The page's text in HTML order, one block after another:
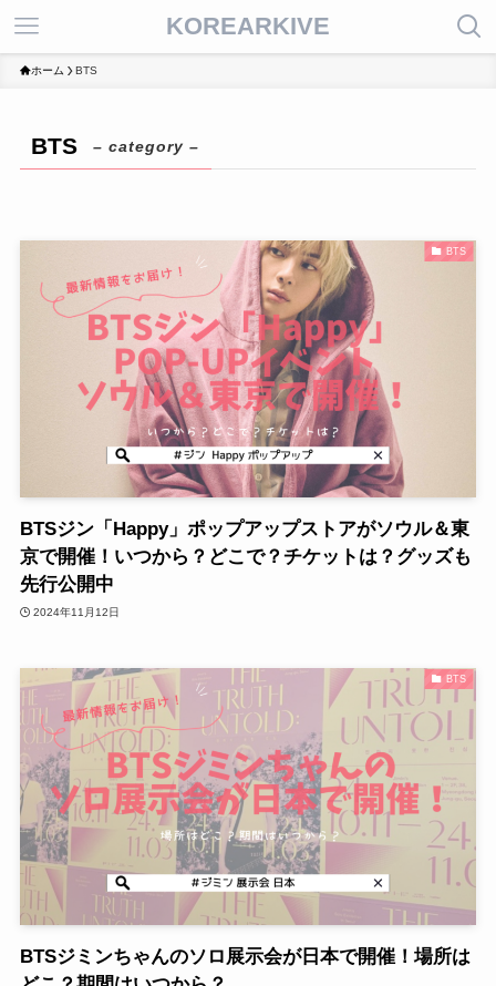
KOREARKIVE
ホーム BTS
BTS – category –
BTS
BTSジン「Happy」ポップアップストアがソウル＆東
京で開催！いつから？どこで？チケットは？グッズも
先行公開中
2024年11月12日
BTS
BTSジミンちゃんのソロ展示会が日本で開催！場所は